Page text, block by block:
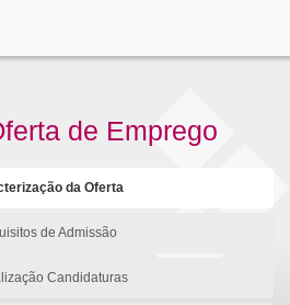
de Emprego
da Oferta
de Admissão
Candidaturas